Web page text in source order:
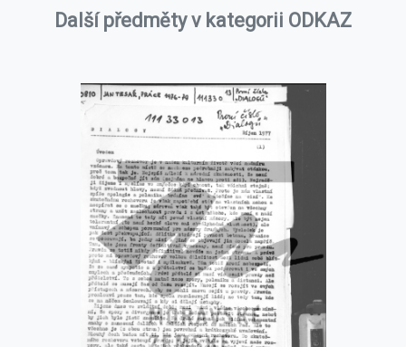
Další předměty v kategorii ODKAZ